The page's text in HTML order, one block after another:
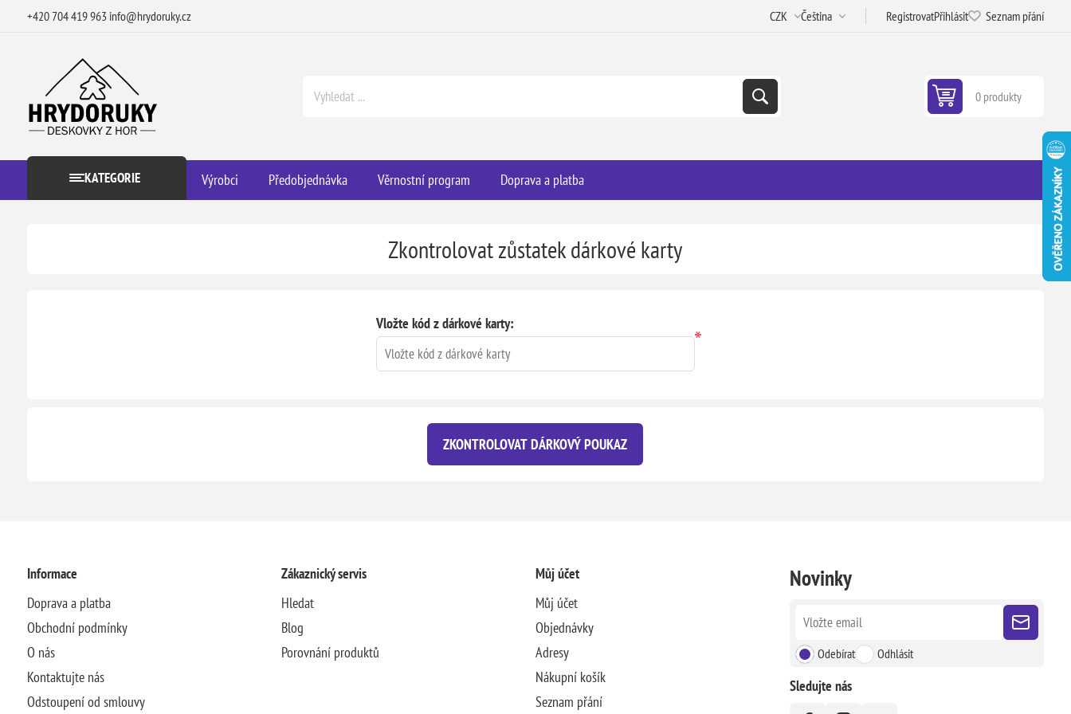
+420 704 419 963 info@hrydoruky.cz RegistrovatPřihlásit Seznam přání
0 produkty
KATEGORIE Výrobci Předobjednávka Věrnostní program Doprava a platba
Zkontrolovat zůstatek dárkové karty
Vložte kód z dárkové karty:
*
ZKONTROLOVAT DÁRKOVÝ POUKAZ
Informace
Doprava a platba
Obchodní podmínky
O nás
Kontaktujte nás
Odstoupení od smlouvy
Zákaznický servis
Hledat
Blog
Porovnání produktů
Můj účet
Můj účet
Objednávky
Adresy
Nákupní košík
Seznam přání
Novinky
Odebírat Odhlásit
Sledujte nás